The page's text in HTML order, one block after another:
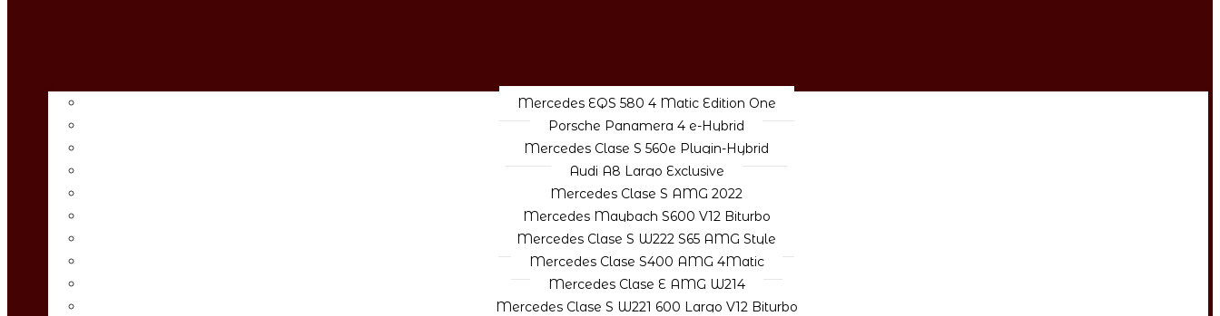
Mercedes EQS 580 4 Matic Edition One
Porsche Panamera 4 e-Hybrid
Mercedes Clase S 560e Plugin-Hybrid
Audi A8 Largo Exclusive
Mercedes Clase S AMG 2022
Mercedes Maybach S600 V12 Biturbo
Mercedes Clase S W222 S65 AMG Style
Mercedes Clase S400 AMG 4Matic
Mercedes Clase E AMG W214
Mercedes Clase S W221 600 Largo V12 Biturbo